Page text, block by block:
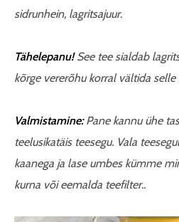
sidrunhein, lagritsajuur.
Tähelepanu!See tee sialdab
kõrge vererõhu korral vältida
Valmistamine:Pane kannu ühe
teelusikatäis teesegu. Vala
kaanega ja lase umbes kümme
kurna või eemalda teefilter..